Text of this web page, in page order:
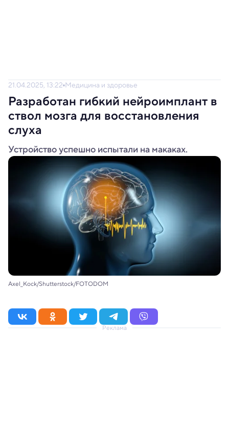
21.04.2025, 13:22 Медицина и здоровье
Разработан гибкий нейроимплант в
ствол мозга для восстановления
слуха
Устройство успешно испытали на макаках.
Axel_Kock/Shutterstock/FOTODOM
Реклама